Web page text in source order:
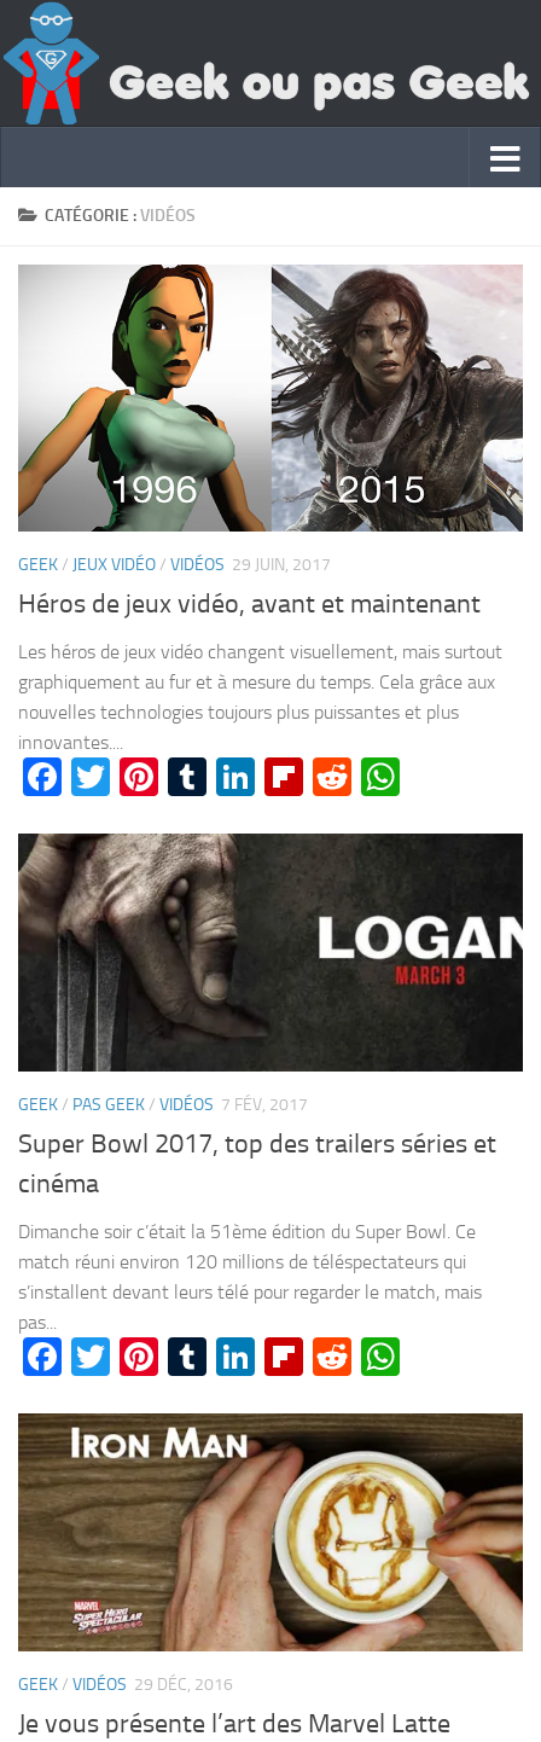
CATÉGORIE :VIDÉOS
GEEK/ JEUX VIDÉO/ VIDÉOS 29 JUIN, 2017
Héros de jeux vidéo, avant et maintenant
Les héros de jeux vidéo changent visuellement, mais surtout
graphiquement au fur et à mesure du temps. Cela grâce aux
nouvelles technologies toujours plus puissantes et plus
innovantes....
Facebook
Twitter
Pinterest
Tumblr
LinkedIn
Flipboard
Reddit
GEEK/ PAS GEEK/ VIDÉOS 7 FÉV, 2017
Super Bowl 2017, top des trailers séries et
cinéma
Dimanche soir c’était la 51ème édition du Super Bowl. Ce
match réuni environ 120 millions de téléspectateurs qui
s’installent devant leurs télé pour regarder le match, mais
pas...
Facebook
Twitter
Pinterest
Tumblr
LinkedIn
Flipboard
Reddit
GEEK/ VIDÉOS 29 DÉC, 2016
Je vous présente l’art des Marvel Latte